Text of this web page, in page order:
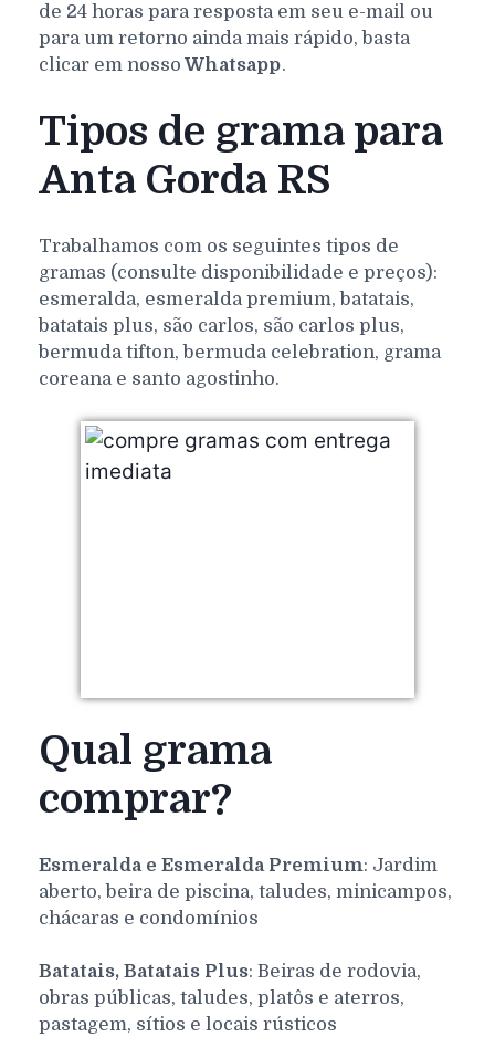
de 24 horas para resposta em seu e-mail ou
para um retorno ainda mais rápido, basta
clicar em nosso Whatsapp.
Tipos de grama para
Anta Gorda RS
Trabalhamos com os seguintes tipos de
gramas (consulte disponibilidade e preços):
esmeralda, esmeralda premium, batatais,
batatais plus, são carlos, são carlos plus,
bermuda tifton, bermuda celebration, grama
coreana e santo agostinho.
Qual grama
comprar?
Esmeralda e Esmeralda Premium: Jardim
aberto, beira de piscina, taludes, minicampos,
chácaras e condomínios
Batatais, Batatais Plus: Beiras de rodovia,
obras públicas, taludes, platôs e aterros,
pastagem, sítios e locais rústicos